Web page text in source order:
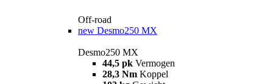
Off-road
new Desmo250 MX
Desmo250 MX
44,5 pk Vermogen
28,3 Nm Koppel